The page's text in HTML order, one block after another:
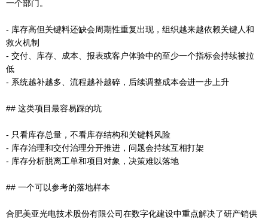
一个部门。
- 库存高但关键料还缺会周期性重复出现，组织越来越依赖关键人和
救火机制
- 交付、库存、成本、报表或客户体验中的至少一个指标会持续被拉
低
- 系统越补越多、流程越补越碎，后续调整成本会进一步上升
## 这类项目最容易踩的坑
- 只看库存总量，不看库存结构和关键料风险
- 库存治理和交付治理分开推进，问题会持续互相打架
- 库存分析脱离工单和项目对象，决策难以落地
## 一个可以参考的落地样本
合肥美亚光电技术股份有限公司在数字化建设中重点解决了研产销供